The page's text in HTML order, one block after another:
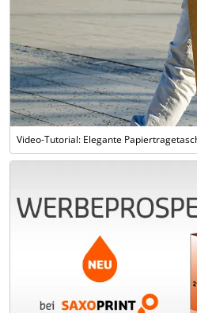
Video-Tutorial: Elegante